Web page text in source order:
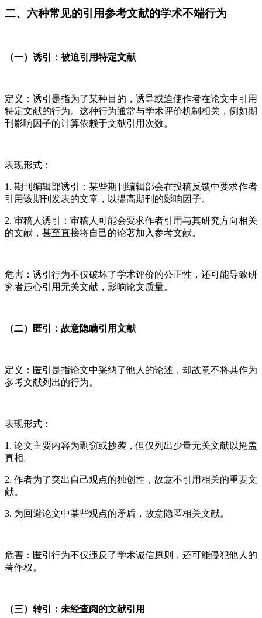
二、六种常见的引用参考文献的学术不端行为
（一）诱引：被迫引用特定文献
定义：诱引是指为了某种目的，诱导或迫使作者在论文中引用
特定文献的行为。这种行为通常与学术评价机制相关，例如期
刊影响因子的计算依赖于文献引用次数。
表现形式：
1. 期刊编辑部诱引：某些期刊编辑部会在投稿反馈中要求作者
引用该期刊发表的文章，以提高期刊的影响因子。
2. 审稿人诱引：审稿人可能会要求作者引用与其研究方向相关
的文献，甚至直接将自己的论著加入参考文献。
危害：诱引行为不仅破坏了学术评价的公正性，还可能导致研
究者违心引用无关文献，影响论文质量。
（二）匿引：故意隐瞒引用文献
定义：匿引是指论文中采纳了他人的论述，却故意不将其作为
参考文献列出的行为。
表现形式：
1. 论文主要内容为剽窃或抄袭，但仅列出少量无关文献以掩盖
真相。
2. 作者为了突出自己观点的独创性，故意不引用相关的重要文
献。
3. 为回避论文中某些观点的矛盾，故意隐匿相关文献。
危害：匿引行为不仅违反了学术诚信原则，还可能侵犯他人的
著作权。
（三）转引：未经查阅的文献引用